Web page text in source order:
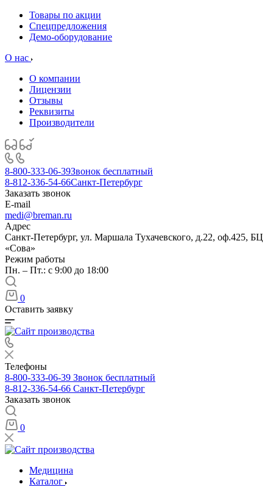
Товары по акции
Спецпредложения
Демо-оборудование
О нас
О компании
Лицензии
Отзывы
Реквизиты
Производители
8-800-333-06-39Звонок бесплатный
8-812-336-54-66Санкт-Петербург
Заказать звонок
E-mail
medi@breman.ru
Адрес
Санкт-Петербург, ул. Маршала Тухачевского, д.22, оф.425, БЦ
«Сова»
Режим работы
Пн. – Пт.: с 9:00 до 18:00
0
Оставить заявку
Телефоны
8-800-333-06-39 Звонок бесплатный
8-812-336-54-66 Санкт-Петербург
Заказать звонок
0
Медицина
Каталог